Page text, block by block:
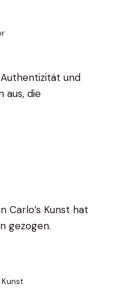
und
aus, die
Carlo’s Kunst hat
gezogen.
Kunst